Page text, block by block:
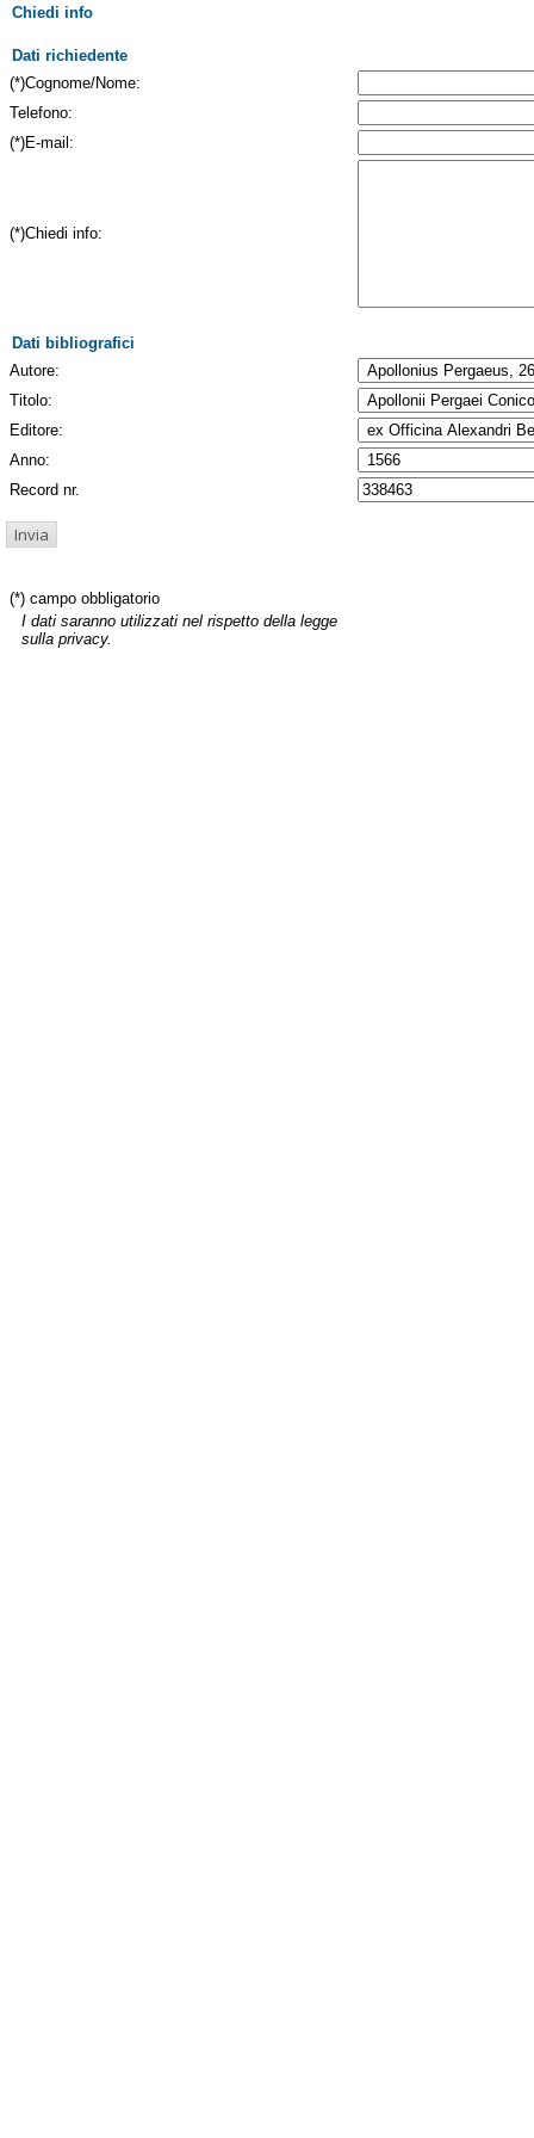
Chiedi info
Dati richiedente
(*)Cognome/Nome:
Telefono:
(*)E-mail:
(*)Chiedi info:
Dati bibliografici
Autore:
Titolo:
Editore:
Anno:
Record nr.
(*) campo obbligatorio
I dati saranno utilizzati nel rispetto della legge
sulla privacy.